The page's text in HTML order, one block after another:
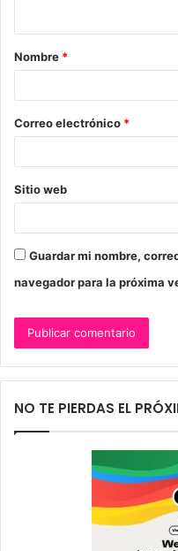
a
r
*
Nombre *
Correo electrónico *
Sitio web
Guardar mi nombre,
navegador para la próxima
NO TE PIERDAS EL